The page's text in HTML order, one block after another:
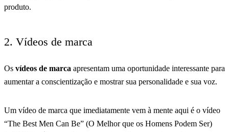
produto.
2. Vídeos de marca
Os vídeos de marca apresentam uma oportunidade interessante para
aumentar a conscientização e mostrar sua personalidade e sua voz.
Um vídeo de marca que imediatamente vem à mente aqui é o vídeo
“The Best Men Can Be” (O Melhor que os Homens Podem Ser)